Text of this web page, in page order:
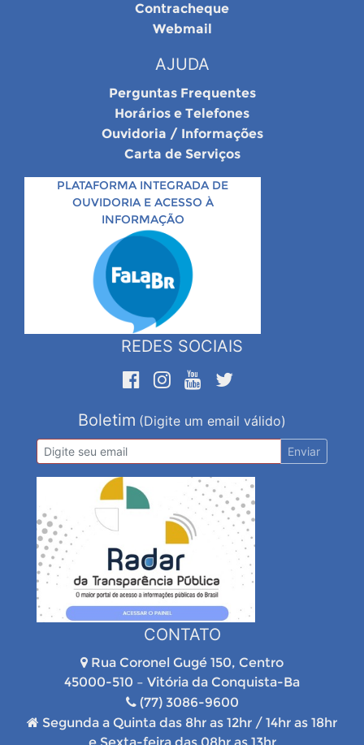
Contracheque
Webmail
AJUDA
Perguntas Frequentes
Horários e Telefones
Ouvidoria / Informações
Carta de Serviços
PLATAFORMA INTEGRADA DE
OUVIDORIA E ACESSO À
INFORMAÇÃO
REDES SOCIAIS
Boletim (Digite um email válido)
Enviar
CONTATO
Rua Coronel Gugé 150, Centro
45000-510 – Vitória da Conquista-Ba
(77) 3086-9600
Segunda a Quinta das 8hr as 12hr / 14hr as 18hr